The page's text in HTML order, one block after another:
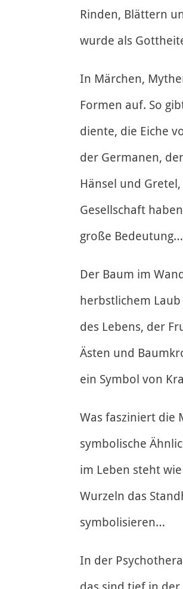
Rinden, Blättern
wurde als
In Märchen,
Formen auf. So
diente, die Eiche
der Germanen,
Hänsel und
Gesellschaft
große Bedeutung…
Der Baum im
herbstlichem
des Lebens, der
Ästen und
ein Symbol von
Was fasziniert die
symbolische
im Leben steht
Wurzeln das
symbolisieren…
In der